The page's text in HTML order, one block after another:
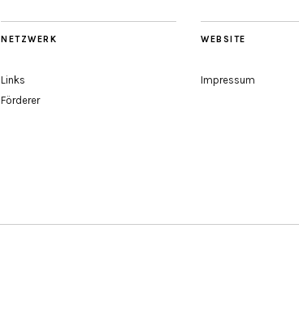
NETZWERK
Links
Förderer
WEBSITE
Impressum